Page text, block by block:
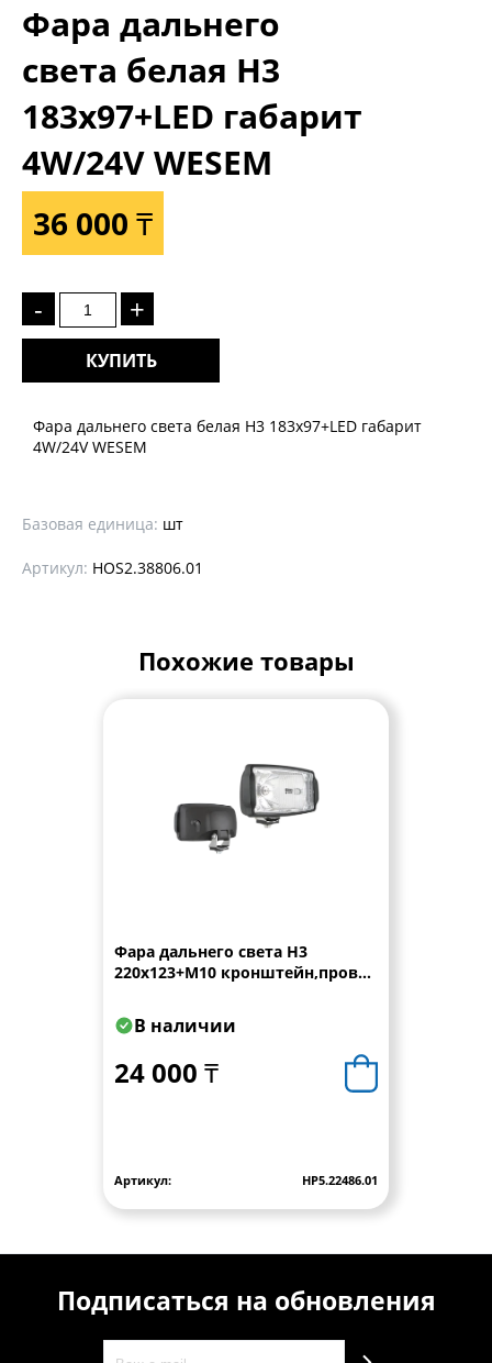
Фара дальнего
света белая Н3
183x97+LED габарит
4W/24V WESEM
36 000 ₸
- +
КУПИТЬ
Фара дальнего света белая Н3 183x97+LED габарит
4W/24V WESEM
Базовая единица: шт
Артикул: HOS2.38806.01
Похожие товары
Фара дальнего света Н3
220x123+M10 кронштейн,провод
В наличии
24 000 ₸
Артикул: HP5.22486.01
Подписаться на обновления